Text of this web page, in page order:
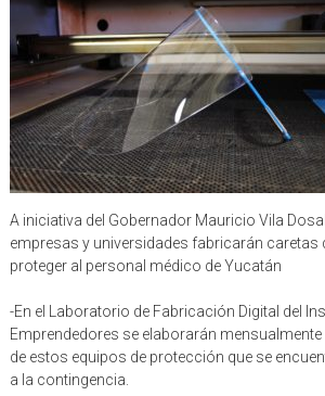
A iniciativa del Gobernador Mauricio Vila
empresas y universidades fabricarán caretas
proteger al personal médico de Yucatán
-En el Laboratorio de Fabricación Digital del
Emprendedores se elaborarán
de estos equipos de protección que se
a la contingencia.